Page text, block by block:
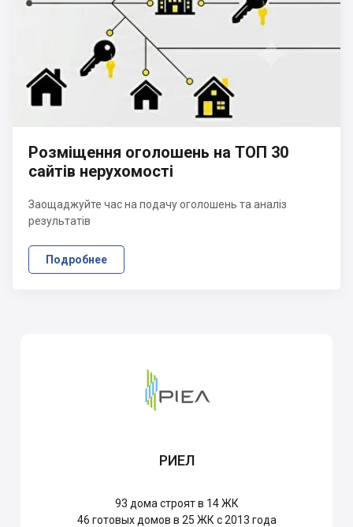
Розміщення оголошень на ТОП 30
сайтів нерухомості
Заощаджуйте час на подачу оголошень та аналіз
результатів
Подробнее
РИЕЛ
93 дома строят в 14 ЖК
46 готовых домов в 25 ЖК с 2013 года